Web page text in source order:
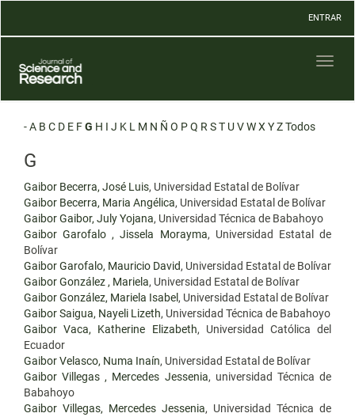
Contenido
Barra
lateral
ENTRAR
-A B C D E FG H I J K L M N Ñ O PQ R ST UVWX YZTodos
G
Gaibor Becerra, José Luis, Universidad Estatal de Bolívar
Gaibor Becerra, Maria Angélica, Universidad Estatal de Bolívar
Gaibor Gaibor, July Yojana, Universidad Técnica de Babahoyo
Gaibor Garofalo , Jissela Morayma, Universidad Estatal de
Bolívar
Gaibor Garofalo, Mauricio David, Universidad Estatal de Bolívar
Gaibor González , Mariela, Universidad Estatal de Bolívar
Gaibor González, Mariela Isabel , Universidad Estatal de Bolívar
Gaibor Saigua, Nayeli Lizeth, Universidad Técnica de Babahoyo
Gaibor Vaca, Katherine Elizabeth, Universidad Católica del
Ecuador
Gaibor Velasco, Numa Inaín, Universidad Estatal de Bolívar
Gaibor Villegas , Mercedes Jessenia, universidad Técnica de
Babahoyo
Gaibor Villegas, Mercedes Jessenia, Universidad Técnica de